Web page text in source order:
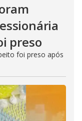
preso
foi preso após